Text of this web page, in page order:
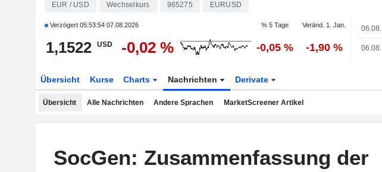
EUR / USD Wechselkurs 965275 EURUSD
Verzögert 05:53:54 07.08.2026 % 5 Tage Veränd. 1. Jan.
1,1522 USD -0,02 % -0,05 % -1,90 %
06.08.
06.08.
Übersicht Kurse Charts Nachrichten Derivate
Übersicht Alle Nachrichten Andere Sprachen MarketScreener Artikel
SocGen: Zusammenfassung der